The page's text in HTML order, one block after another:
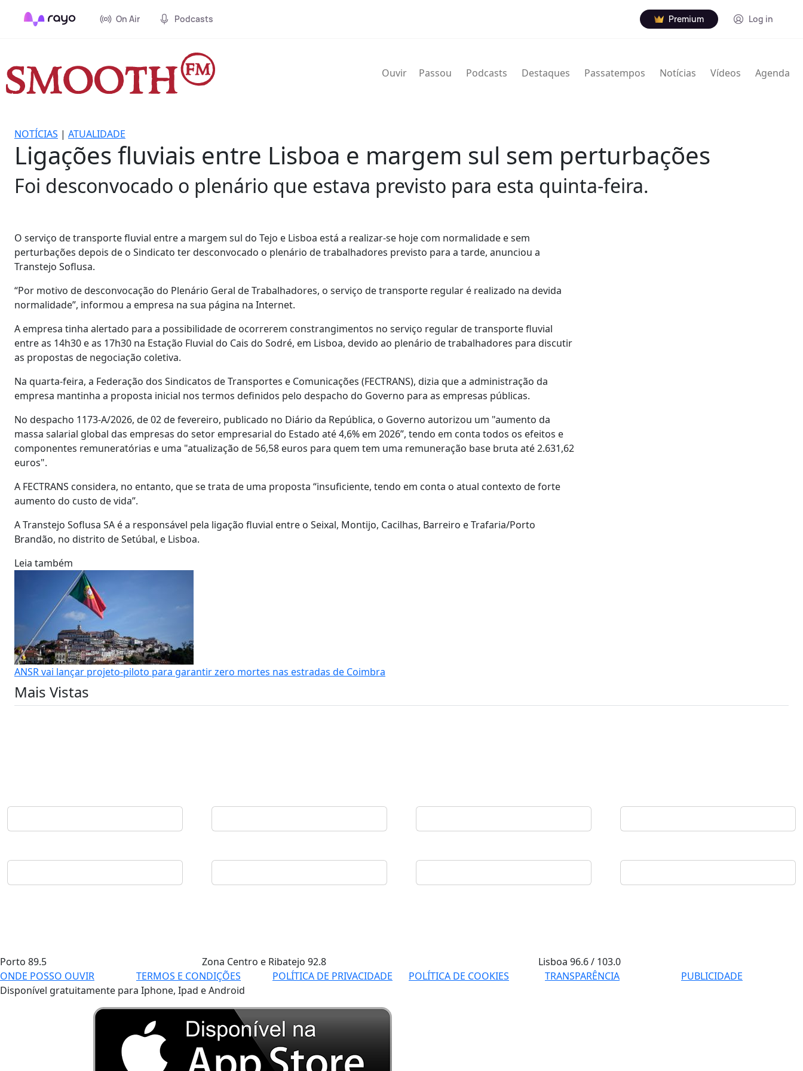
On Air Podcasts Premium Log in
Ouvir Passou Podcasts Destaques Passatempos Notícias Vídeos Agenda
NOTÍCIAS | ATUALIDADE
Ligações fluviais entre Lisboa e margem sul sem perturbações
Foi desconvocado o plenário que estava previsto para esta quinta-feira.
O serviço de transporte fluvial entre a margem sul do Tejo e Lisboa está a realizar-se hoje com normalidade e sem
perturbações depois de o Sindicato ter desconvocado o plenário de trabalhadores previsto para a tarde, anunciou a
Transtejo Soflusa.
“Por motivo de desconvocação do Plenário Geral de Trabalhadores, o serviço de transporte regular é realizado na devida
normalidade”, informou a empresa na sua página na Internet.
A empresa tinha alertado para a possibilidade de ocorrerem constrangimentos no serviço regular de transporte fluvial
entre as 14h30 e as 17h30 na Estação Fluvial do Cais do Sodré, em Lisboa, devido ao plenário de trabalhadores para discutir
as propostas de negociação coletiva.
Na quarta-feira, a Federação dos Sindicatos de Transportes e Comunicações (FECTRANS), dizia que a administração da
empresa mantinha a proposta inicial nos termos definidos pelo despacho do Governo para as empresas públicas.
No despacho 1173-A/2026, de 02 de fevereiro, publicado no Diário da República, o Governo autorizou um "aumento da
massa salarial global das empresas do setor empresarial do Estado até 4,6% em 2026”, tendo em conta todos os efeitos e
componentes remuneratórias e uma "atualização de 56,58 euros para quem tem uma remuneração base bruta até 2.631,62
euros".
A FECTRANS considera, no entanto, que se trata de uma proposta “insuficiente, tendo em conta o atual contexto de forte
aumento do custo de vida”.
A Transtejo Soflusa SA é a responsável pela ligação fluvial entre o Seixal, Montijo, Cacilhas, Barreiro e Trafaria/Porto
Brandão, no distrito de Setúbal, e Lisboa.
Leia também
ANSR vai lançar projeto-piloto para garantir zero mortes nas estradas de Coimbra
Mais Vistas
Porto 89.5 Zona Centro e Ribatejo 92.8 Lisboa96.6 / 103.0
ONDE POSSO OUVIR
TERMOS E CONDIÇÕES POLÍTICA DE PRIVACIDADE POLÍTICA DE COOKIES TRANSPARÊNCIA
PUBLICIDADE
Disponível gratuitamente para Iphone, Ipad e Android